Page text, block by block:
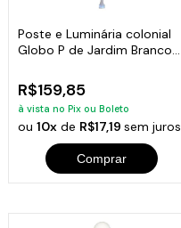
Poste e Luminária colonial
Globo P de Jardim Branco
R$159,85
à vista no Pix ou Boleto
ou10x de R$17,19sem juros
Comprar